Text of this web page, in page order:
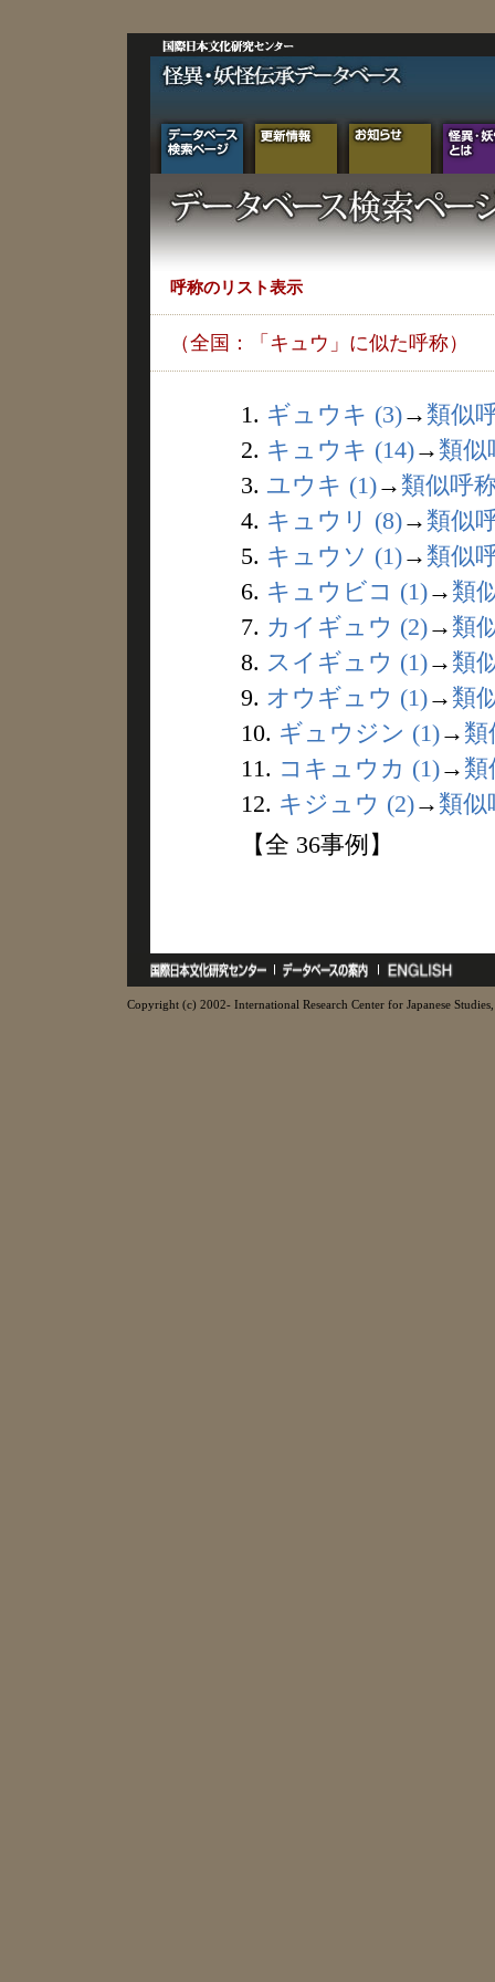
呼称のリスト表示
（全国：「キュウ」に似た呼称）
1. ギュウキ (3)→ 類似
2. キュウキ (14)→ 類似
3. ユウキ (1)→ 類似呼
4. キュウリ (8)→ 類似
5. キュウソ (1)→ 類似
6. キュウビコ (1)→ 類
7. カイギュウ (2)→ 類
8. スイギュウ (1)→ 類
9. オウギュウ (1)→ 類
10. ギュウジン (1)→ 類
11. コキュウカ (1)→ 類
12. キジュウ (2)→ 類似
【全 36事例】
Copyright (c) 2002- International Research Center for Japanese